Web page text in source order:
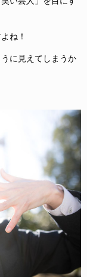
ね！
に見えてしまうか